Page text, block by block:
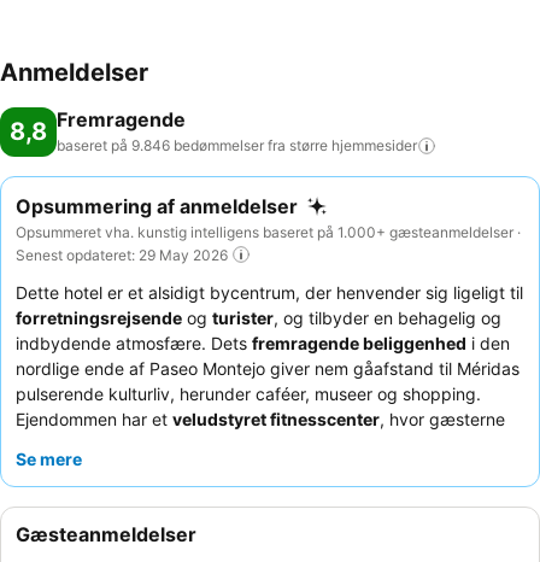
Anmeldelser
8,8 Fremragende
baseret på 9.846 bedømmelser fra større hjemmesider
Opsummering af anmeldelser
Opsummeret vha. kunstig intelligens baseret på 1.000+ gæsteanmeldelser ·
Senest opdateret: 29 May 2026
Dette hotel er et alsidigt bycentrum, der henvender sig ligeligt til
forretningsrejsende og turister, og tilbyder en behagelig og
indbydende atmosfære. Dets fremragende beliggenhed i den
nordlige ende af Paseo Montejo giver nem gåafstand til Méridas
pulserende kulturliv, herunder caféer, museer og shopping.
Ejendommen har et veludstyret fitnesscenter, hvor gæsterne
konsekvent det
anmode om et værelse med udsigt til haven.
Se mere
Gæsteanmeldelser